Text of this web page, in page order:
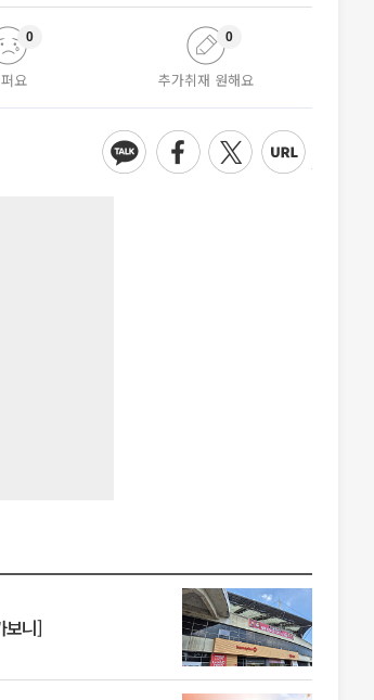
요
0
추가취재 원해요
0
보니]